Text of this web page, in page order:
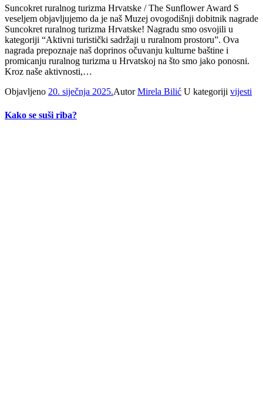
Suncokret ruralnog turizma Hrvatske / The Sunflower Award S
veseljem objavljujemo da je naš Muzej ovogodišnji dobitnik nagrade
Suncokret ruralnog turizma Hrvatske! Nagradu smo osvojili u
kategoriji “Aktivni turistički sadržaji u ruralnom prostoru”. Ova
nagrada prepoznaje naš doprinos očuvanju kulturne baštine i
promicanju ruralnog turizma u Hrvatskoj na što smo jako ponosni.
Kroz naše aktivnosti,…
Objavljeno 20. siječnja 2025.AutorMirela Bilić U kategoriji vijesti
Kako se suši riba?